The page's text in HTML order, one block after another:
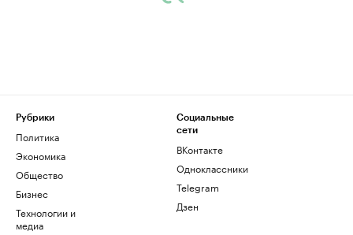
Рубрики
Политика
Экономика
Общество
Бизнес
Технологии и
медиа
Социальные
сети
ВКонтакте
Одноклассники
Telegram
Дзен